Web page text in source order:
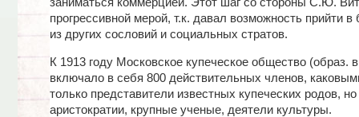
прогрессивной мерой, т.к. давал возможность прийти
из других сословий и социальных стратов.
К 1913 году Московское купеческое общество (образ. в
включало в себя 800 действительных членов,
только представители известных купеческих родов,
аристократии, крупные ученые, деятели культуры.